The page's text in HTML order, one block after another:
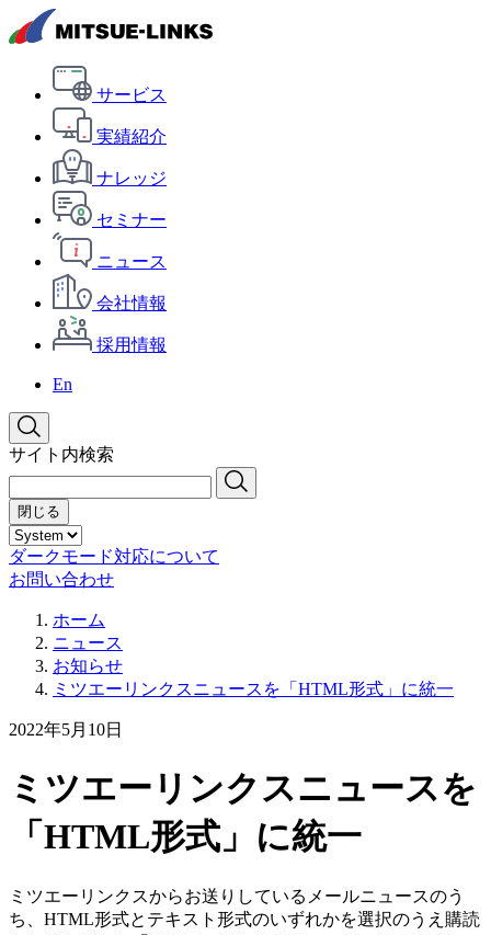
サービス
実績紹介
ナレッジ
セミナー
ニュース
会社情報
採用情報
En
サイト内検索
閉じる
ダークモード対応について
お問い合わせ
ホーム
ニュース
お知らせ
ミツエーリンクスニュースを「HTML形式」に統一
2022年5月10日
ミツエーリンクスニュースを
「HTML形式」に統一
ミツエーリンクスからお送りしているメールニュースのう
ち、HTML形式とテキスト形式のいずれかを選択のうえ購読